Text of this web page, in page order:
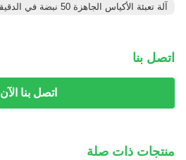
آلة تعبئة الأكياس الجاهزة 50 نبضة في الدقيقة
اتصل بنا
اتصل بنا الآن
منتجات ذات صلة